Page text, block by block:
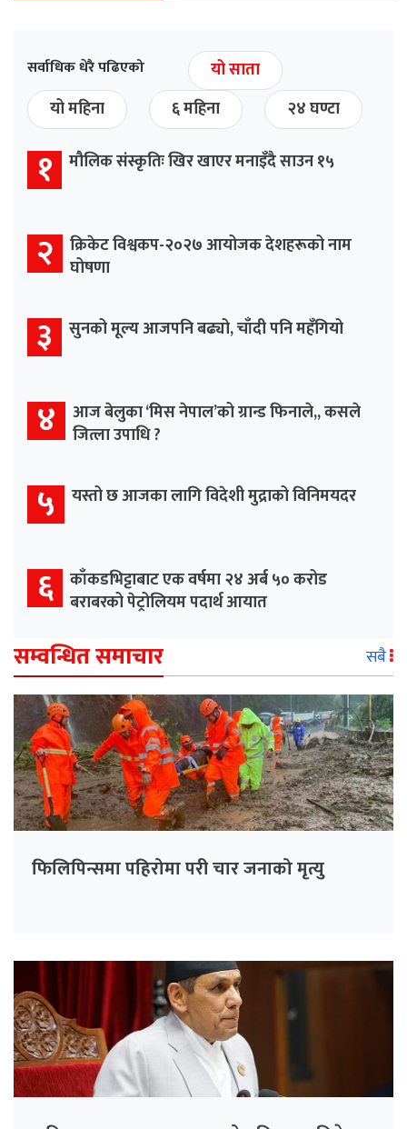
सर्वाधिक धेरै पढिएको
यो साता
यो महिना
६ महिना २४ घण्टा
१ मौलिक संस्कृतिः खिर खाएर मनाइँदै साउन १५
२ क्रिकेट विश्वकप-२०२७ आयोजक देशहरूको नाम
घोषणा
३ सुनको मूल्य आजपनि बढ्यो, चाँदी पनि महँगियो
४ आज बेलुका ‘मिस नेपाल’को ग्रान्ड फिनाले,, कसले
जित्ला उपाधि ?
५ यस्तो छ आजका लागि विदेशी मुद्राको विनिमयदर
६ काँकडभिट्टाबाट एक वर्षमा २४ अर्ब ५० करोड
बराबरको पेट्रोलियम पदार्थ आयात
सम्वन्धित समाचार सबै
फिलिपिन्समा पहिरोमा परी चार जनाको मृत्यु